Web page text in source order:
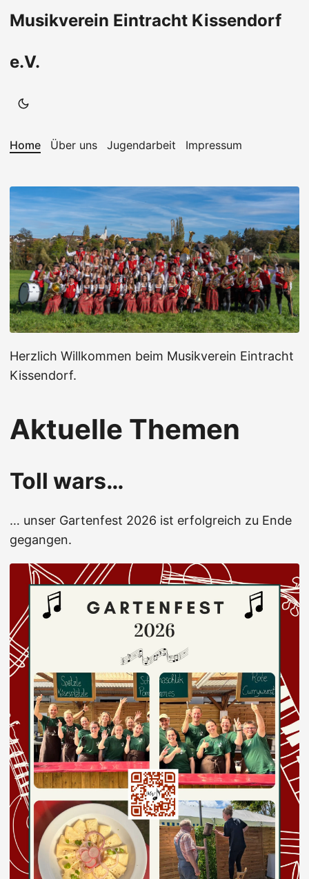
Musikverein Eintracht Kissendorf
e.V.
Home Über uns Jugendarbeit Impressum
Herzlich Willkommen beim Musikverein Eintracht
Kissendorf.
Aktuelle Themen
Toll wars…
… unser Gartenfest 2026 ist erfolgreich zu Ende
gegangen.